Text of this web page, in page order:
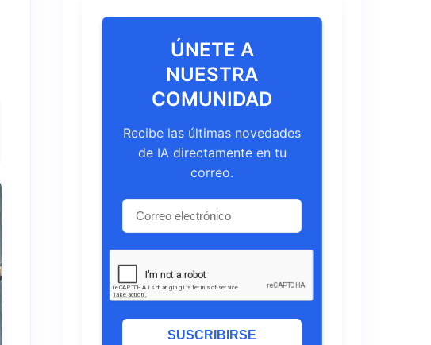
ÚNETE A
NUESTRA
COMUNIDAD
Recibe las últimas novedades
de IA directamente en tu
correo.
SUSCRIBIRSE